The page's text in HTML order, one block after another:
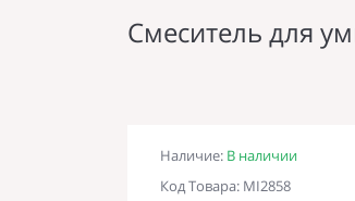
Смеситель для
Наличие: В наличии
Код Товара: MI2858